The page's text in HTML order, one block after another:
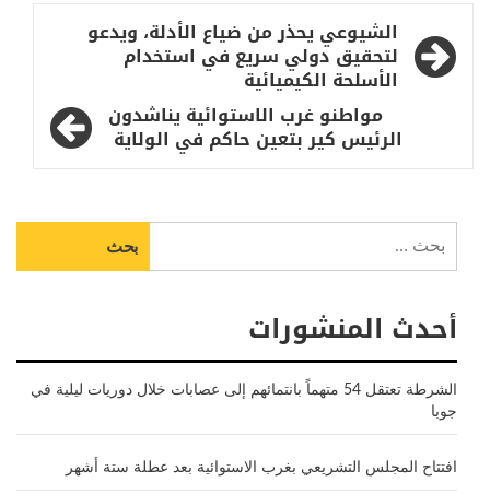
تصفّح
المقالات
الشيوعي يحذر من ضياع الأدلة، ويدعو
لتحقيق دولي سريع في استخدام
الأسلحة الكيميائية
مواطنو غرب الاستوائية يناشدون
الرئيس كير بتعين حاكم في الولاية
عن:
أحدث المنشورات
الشرطة تعتقل 54 متهماً بانتمائهم إلى عصابات خلال دوريات ليلية في
جوبا
افتتاح المجلس التشريعي بغرب الاستوائية بعد عطلة ستة أشهر